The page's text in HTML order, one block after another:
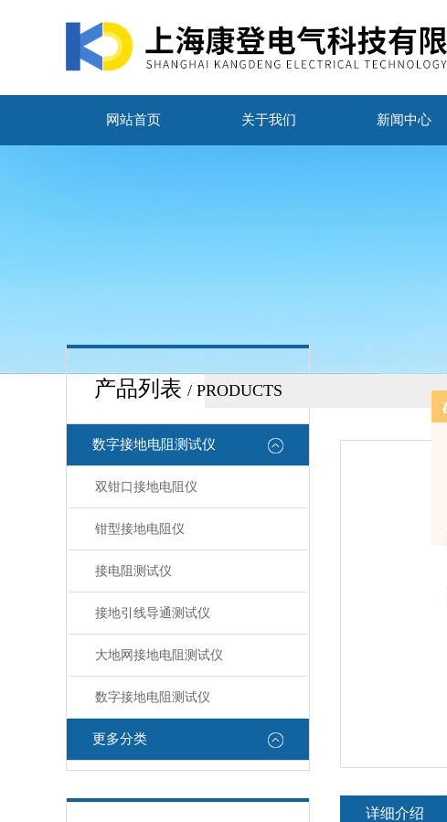
网站首页 关于我们 新闻中心
产品列表 / PRODUCTS
数字接地电阻测试仪
双钳口接地电阻仪
钳型接地电阻仪
接电阻测试仪
接地引线导通测试仪
大地网接地电阻测试仪
数字接地电阻测试仪
更多分类
详细介绍